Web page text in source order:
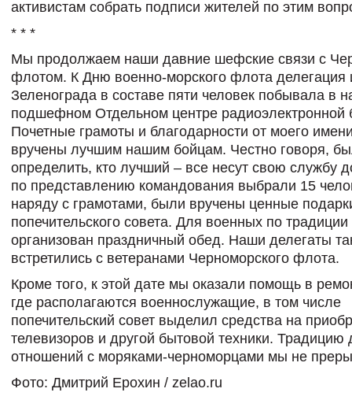
активистам собрать подписи жителей по этим
* * *
Мы продолжаем наши давние шефские связи с
флотом. К Дню военно-морского флота делегация
Зеленограда в составе пяти человек побывала в
подшефном Отдельном центре радиоэлектронной
Почетные грамоты и благодарности от моего
вручены лучшим нашим бойцам. Честно говоря,
определить, кто лучший – все несут свою службу
по представлению командования выбрали 15
наряду с грамотами, были вручены ценные
попечительского совета. Для военных по
организован праздничный обед. Наши делегаты
встретились с ветеранами Черноморского флота.
Кроме того, к этой дате мы оказали помощь в
где располагаются военнослужащие, в том числе
попечительский совет выделил средства на
телевизоров и другой бытовой техники. Традицию
отношений с моряками-черноморцами мы не
Фото: Дмитрий Ерохин / zelao.ru